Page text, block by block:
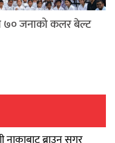
७० जनाको कलर बेल्ट